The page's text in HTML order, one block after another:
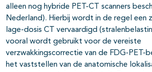
alleen nog hybride PET-CT scanners
Nederland). Hierbij wordt in de regel een
lage-dosis CT vervaardigd
vooral wordt gebruikt voor de vereiste
verzwakkingscorrectie van de FDG-PET-
het vaststellen van de anatomische